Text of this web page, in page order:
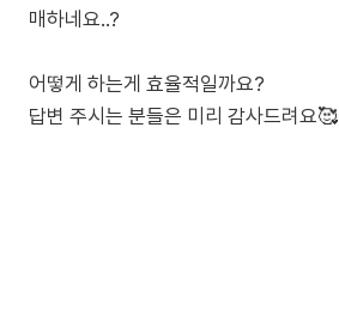
매하네요..?
어떻게 하는게 효율적일까요?
답변 주시는 분들은 미리 감사드려요🥰